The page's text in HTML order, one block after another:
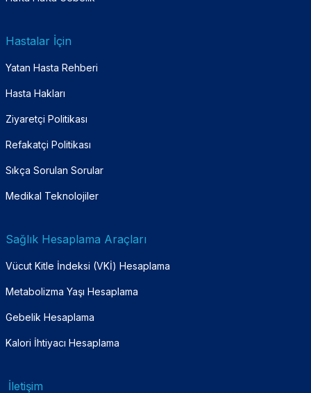
Hastalar İçin
Yatan Hasta Rehberi
Hasta Hakları
Ziyaretçi Politikası
Refakatçi Politikası
Sıkça Sorulan Sorular
Medikal Teknolojiler
Sağlık Hesaplama Araçları
Vücut Kitle İndeksi (VKİ) Hesaplama
Metabolizma Yaşı Hesaplama
Gebelik Hesaplama
Kalori İhtiyacı Hesaplama
İletişim